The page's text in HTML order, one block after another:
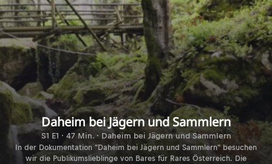
Daheim bei Jägern und Sammlern
S1 E1 · 47 Min. · Daheim bei Jägern und Sammlern
In der Dokumentation "Daheim bei Jägern und Sammlern" besuchen
wir die Publikumslieblinge von Bares für Rares Österreich. Die